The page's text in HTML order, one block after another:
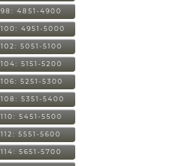
98: 4851-4900
100: 4951-5000
102: 5051-5100
104: 5151-5200
106: 5251-5300
108: 5351-5400
110: 5451-5500
112: 5551-5600
114: 5651-5700